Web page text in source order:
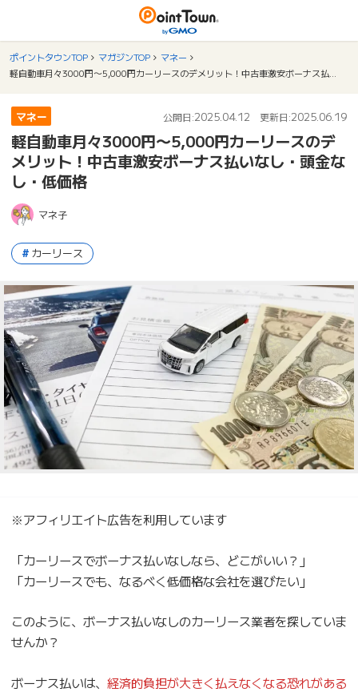
ポイントタウンTOP マガジンTOP
マネー
マネー 公開日:2025.04.12 更新日:2025.06.19
軽自動車月々3000円〜5,000円カーリースのデ
メリット！中古車激安ボーナス払いなし・頭金な
し・低価格
マネ子
カーリース
※アフィリエイト広告を利用しています
「カーリースでボーナス払いなしなら、どこがいい？」
「カーリースでも、なるべく低価格な会社を選びたい」
このように、ボーナス払いなしのカーリース業者を探していま
せんか？
ボーナス払いは、 経済的負担が大きく払えなくなる恐れがある